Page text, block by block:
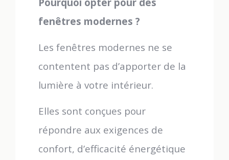
fenêtres modernes ?
Les fenêtres modernes ne se
contentent pas d’apporter de la
lumière à votre intérieur.
Elles sont conçues pour
répondre aux exigences de
confort, d’efficacité énergétique